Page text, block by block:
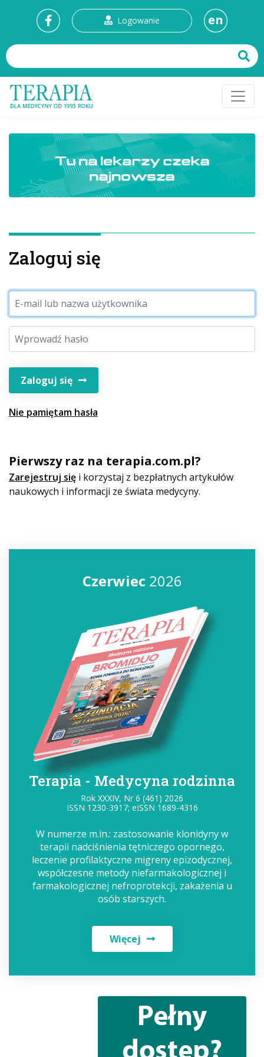
Logowanie en
Zaloguj się
Zaloguj się
Nie pamiętam hasła
Pierwszy raz na terapia.com.pl?
Zarejestruj się i korzystaj z bezpłatnych artykułów
naukowych i informacji ze świata medycyny.
Czerwiec2026
Terapia - Medycyna rodzinna
Rok XXXIV, Nr 6 (461) 2026
ISSN 1230-3917; eISSN 1689-4316
W numerze m.in.: zastosowanie klonidyny w
terapii nadciśnienia tętniczego opornego,
leczenie profilaktyczne migreny epizodycznej,
współczesne metody niefarmakologicznej i
farmakologicznej nefroprotekcji, zakażenia u
osób starszych.
Więcej